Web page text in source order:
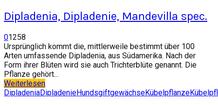
Dipladenia, Dipladenie, Mandevilla spec.
01258
Ursprünglich kommt die, mittlerweile bestimmt über 100
Arten umfassende Dipladenia, aus Südamerika. Nach der
Form ihrer Blüten wird sie auch Trichterblüte genannt. Die
Pflanze gehört...
Weiterlesen
DipladeniaDipladenieHundsgiftgewächseKübelpflanze